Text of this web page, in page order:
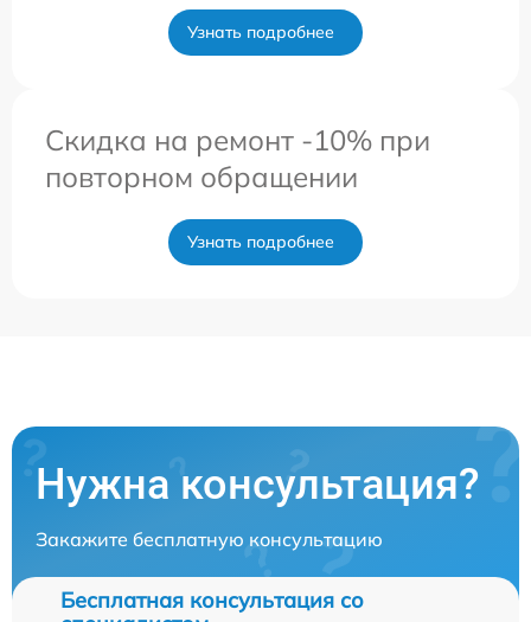
Узнать подробнее
Скидка на ремонт -10% при
повторном обращении
Узнать подробнее
Нужна консультация?
Закажите бесплатную консультацию
Бесплатная консультация со